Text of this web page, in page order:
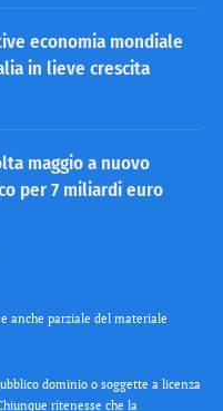
economia mondiale
in lieve crescita
maggio a nuovo
per 7 miliardi euro
anche parziale del materiale
dominio o soggette a licenza
ritenesse che la